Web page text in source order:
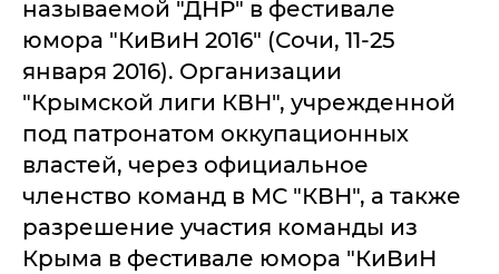
называемой "ДНР" в фестивале
юмора "КиВиН 2016" (Сочи, 11-25
января 2016). Организации
"Крымской лиги КВН", учрежденной
под патронатом оккупационных
властей, через официальное
членство команд в МС "КВН", а также
разрешение участия команды из
Крыма в фестивале юмора "КиВиН